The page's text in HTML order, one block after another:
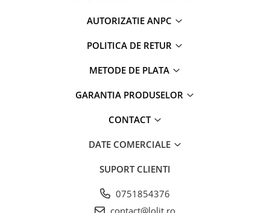
AUTORIZATIE ANPC
POLITICA DE RETUR
METODE DE PLATA
GARANTIA PRODUSELOR
CONTACT
DATE COMERCIALE
SUPORT CLIENTI
0751854376
contact@lolit.ro